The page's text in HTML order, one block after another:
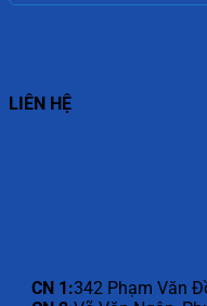
LIÊN HỆ
CN 1:342 Phạm Văn